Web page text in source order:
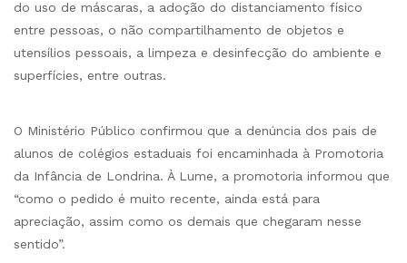
do uso de máscaras, a adoção do distanciamento físico
entre pessoas, o não compartilhamento de objetos e
utensílios pessoais, a limpeza e desinfecção do ambiente e
superfícies, entre outras.
O Ministério Público confirmou que a denúncia dos pais de
alunos de colégios estaduais foi encaminhada à Promotoria
da Infância de Londrina. À Lume, a promotoria informou que
“como o pedido é muito recente, ainda está para
apreciação, assim como os demais que chegaram nesse
sentido”.